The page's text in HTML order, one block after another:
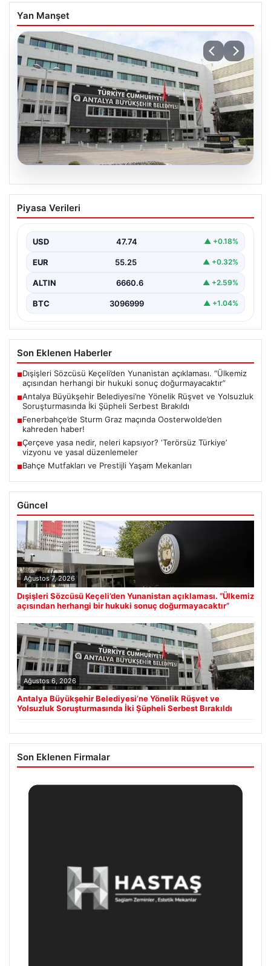
Yan Manşet
Antalya Büyükşehir Belediyesi’ne
Yönelik Rüşvet ve Yolsuzluk
Bırakıldı
Antalya Büyükşehir Belediyesi’ne bağlı gerçekleştirilen
rüşvet ve yolsuzluk soruşturması kapsamında önemli
Piyasa Verileri
USD 47.74 ▲ +0.18%
EUR 55.25 ▲ +0.32%
ALTIN 6660.6 ▲ +2.59%
BTC 3096999 ▲ +1.04%
Son Eklenen Haberler
■Dışişleri Sözcüsü Keçeli’den Yunanistan açıklaması. “Ülkemiz
açısından herhangi bir hukuki sonuç doğurmayacaktır”
■Antalya Büyükşehir Belediyesi’ne Yönelik Rüşvet ve Yolsuzluk
Soruşturmasında İki Şüpheli Serbest Bırakıldı
■Fenerbahçe’de Sturm Graz maçında Oosterwolde’den
kahreden haber!
■Çerçeve yasa nedir, neleri kapsıyor? ‘Terörsüz Türkiye’
vizyonu ve yasal düzenlemeler
■Bahçe Mutfakları ve Prestijli Yaşam Mekanları
Güncel
Ağustos 7, 2026
Dışişleri Sözcüsü Keçeli’den Yunanistan açıklaması. “Ülkemiz
açısından herhangi bir hukuki sonuç doğurmayacaktır”
Ağustos 6, 2026
Antalya Büyükşehir Belediyesi’ne Yönelik Rüşvet ve
Yolsuzluk Soruşturmasında İki Şüpheli Serbest Bırakıldı
Son Eklenen Firmalar